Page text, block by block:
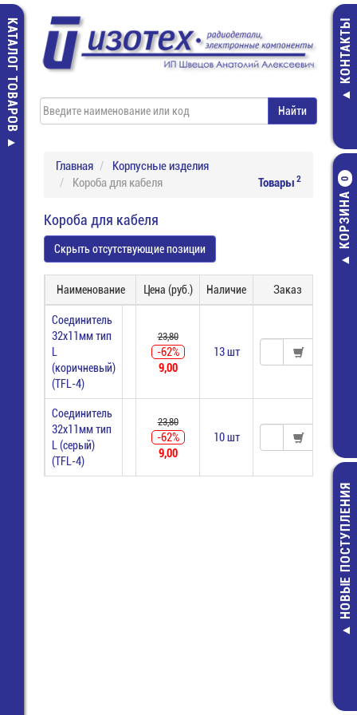
КАТАЛОГ ТОВАРОВ КОНТАКТЫ
КОРЗИНА
0
НОВЫЕ ПОСТУПЛЕНИЯ
Главная
Корпусные изделия
Короба для кабеля
Товары 2
Короба для кабеля
Скрыть отсутствующие позиции
Наименование Цена (руб.) Наличие Заказ
Соединитель
32х11мм тип
(коричневый)
(TFL-4)
23,80
-62%
9,00
13 шт
Соединитель
32х11мм тип
L (серый)
(TFL-4)
23,80
-62%
9,00
10 шт